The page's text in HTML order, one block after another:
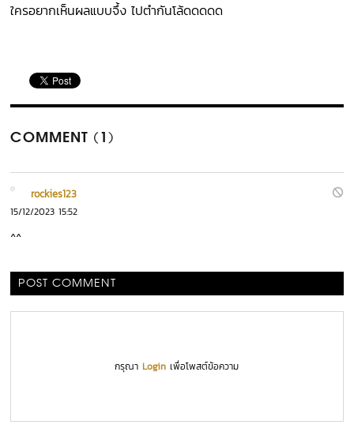
ใครอยากเห็นผลแบบจึ้ง ไปตำกันโล้ดดดดด
COMMENT (1)
rockies123
15/12/2023 15:52
^^
POST COMMENT
กรุณาLogin เพื่อโพสต์ข้อความ